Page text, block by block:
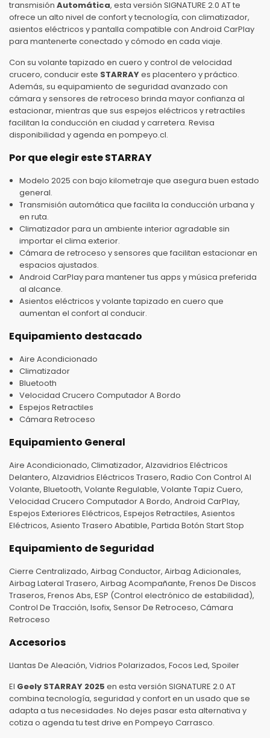
transmisión Automática, esta versión SIGNATURE 2.0 AT te
ofrece un alto nivel de confort y tecnología, con climatizador,
asientos eléctricos y pantalla compatible con Android CarPlay
para mantenerte conectado y cómodo en cada viaje.
Con su volante tapizado en cuero y control de velocidad
crucero, conducir este STARRAYes placentero y práctico.
Además, su equipamiento de seguridad avanzado con
cámara y sensores de retroceso brinda mayor confianza al
estacionar, mientras que sus espejos eléctricos y retractiles
facilitan la conducción en ciudad y carretera. Revisa
disponibilidad y agenda en pompeyo.cl.
Por que elegir este STARRAY
Modelo 2025 con bajo kilometraje que asegura buen estado
general.
Transmisión automática que facilita la conducción urbana y
en ruta.
Climatizador para un ambiente interior agradable sin
importar el clima exterior.
Cámara de retroceso y sensores que facilitan estacionar en
espacios ajustados.
Android CarPlay para mantener tus apps y música preferida
al alcance.
Asientos eléctricos y volante tapizado en cuero que
aumentan el confort al conducir.
Equipamiento destacado
Aire Acondicionado
Climatizador
Bluetooth
Velocidad Crucero Computador A Bordo
Espejos Retractiles
Cámara Retroceso
Equipamiento General
Aire Acondicionado, Climatizador, Alzavidrios Eléctricos
Delantero, Alzavidrios Eléctricos Trasero, Radio Con Control Al
Volante, Bluetooth, Volante Regulable, Volante Tapiz Cuero,
Velocidad Crucero Computador A Bordo, Android CarPlay,
Espejos Exteriores Eléctricos, Espejos Retractiles, Asientos
Eléctricos, Asiento Trasero Abatible, Partida Botón Start Stop
Equipamiento de Seguridad
Cierre Centralizado, Airbag Conductor, Airbag Adicionales,
Airbag Lateral Trasero, Airbag Acompañante, Frenos De Discos
Traseros, Frenos Abs, ESP (Control electrónico de estabilidad),
Control De Tracción, Isofix, Sensor De Retroceso, Cámara
Retroceso
Accesorios
Llantas De Aleación, Vidrios Polarizados, Focos Led, Spoiler
El Geely STARRAY 2025 en esta versión SIGNATURE 2.0 AT
combina tecnología, seguridad y confort en un usado que se
adapta a tus necesidades. No dejes pasar esta alternativa y
cotiza o agenda tu test drive en Pompeyo Carrasco.